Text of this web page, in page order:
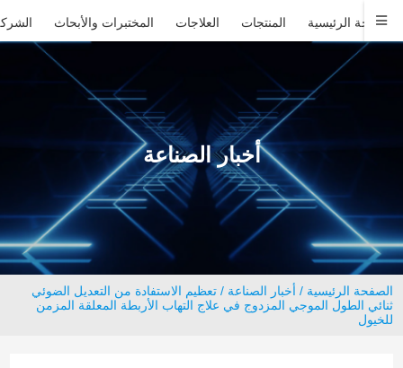
الصفحة الرئيسية المنتجات العلاجات المختبرات والأبحاث
أخبار الصناعة
الصفحة الرئيسية / أخبار الصناعة / تعظيم الاستفادة من التعديل الضوئي
ثنائي الطول الموجي المزدوج في علاج التهاب الأربطة المعلقة المزمن
للخيول